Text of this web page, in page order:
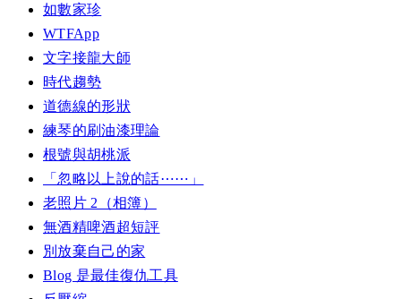
如數家珍
WTFApp
文字接龍大師
時代趨勢
道德線的形狀
練琴的刷油漆理論
根號與胡桃派
「忽略以上說的話⋯⋯」
老照片 2（相簿）
無酒精啤酒超短評
別放棄自己的家
Blog 是最佳復仇工具